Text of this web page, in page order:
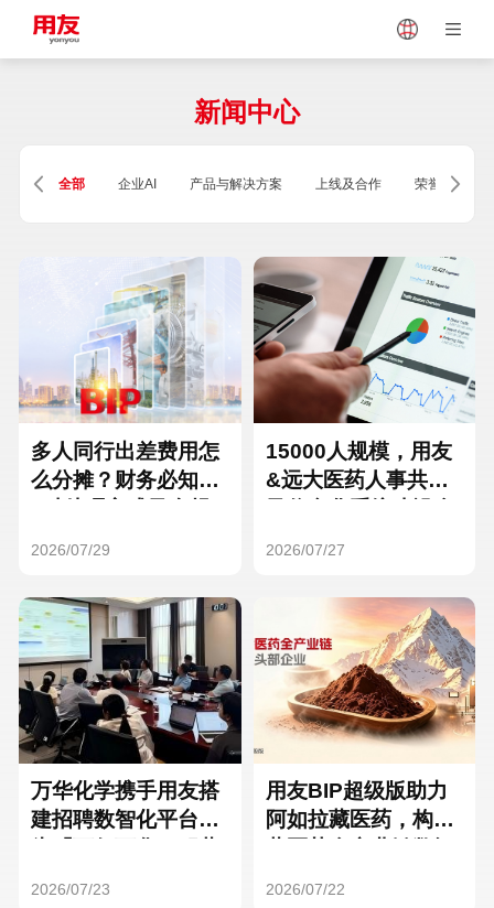
Vietnam
Singapore Malaysia
Thailand
Turkey
Hungary Mexico
Hong Kong Macau
新闻中心
全部 企业AI 产品与解决方案 上线及合作 荣誉及资质
多人同行出差费用怎
么分摊？财务必知的
2026/07/29
15000人规模，用友
&远大医药人事共享
2026/07/27
万华化学携手用友搭
建招聘数智化平台，
2026/07/23
用友BIP超级版助力
阿如拉藏医药，构建
2026/07/22